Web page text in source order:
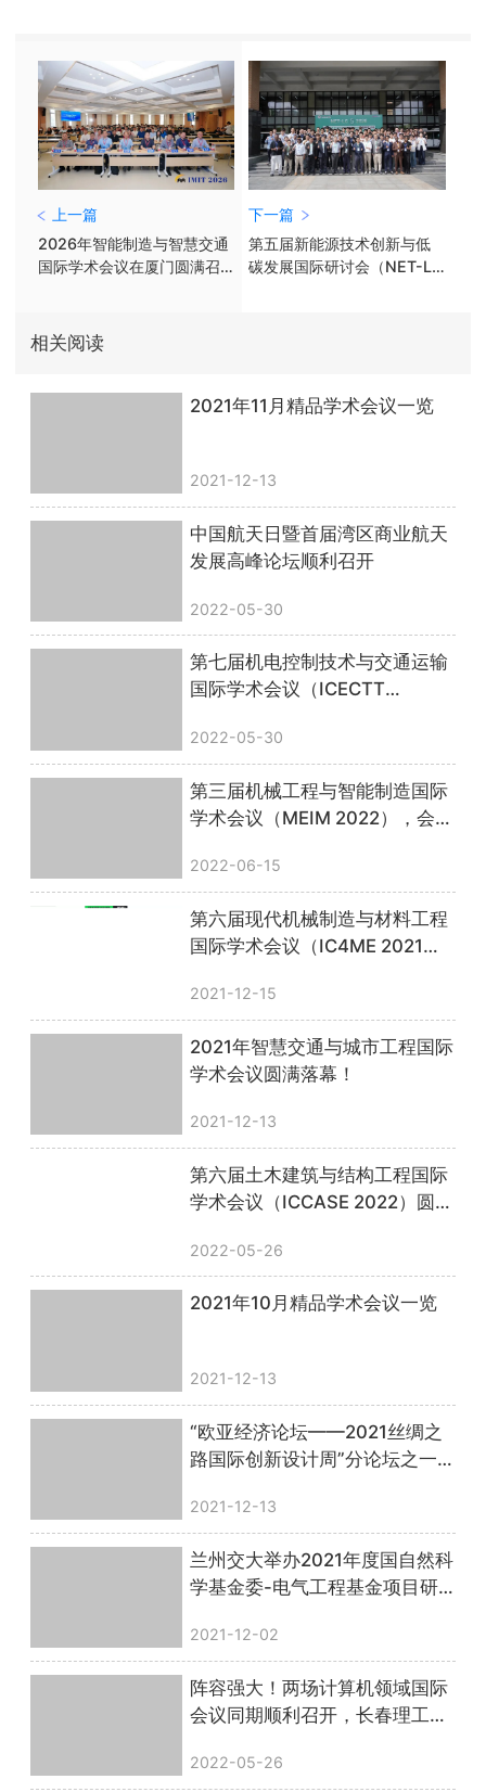
上一篇
2026年智能制造与智慧交通
国际学术会议在厦门圆满召
下一篇
第五届新能源技术创新与低
碳发展国际研讨会（NET-LC
相关阅读
2021年11月精品学术会议一览
2021-12-13
中国航天日暨首届湾区商业航天
发展高峰论坛顺利召开
2022-05-30
第七届机电控制技术与交通运输
国际学术会议（ICECTT
2022-05-30
第三届机械工程与智能制造国际
学术会议（MEIM 2022），会议
2022-06-15
第六届现代机械制造与材料工程
国际学术会议（IC4ME 2021）
2021-12-15
2021年智慧交通与城市工程国际
学术会议圆满落幕！
2021-12-13
第六届土木建筑与结构工程国际
学术会议（ICCASE 2022）圆满
2022-05-26
2021年10月精品学术会议一览
2021-12-13
“欧亚经济论坛——2021丝绸之
路国际创新设计周”分论坛之一
举办
2021-12-13
兰州交大举办2021年度国自然科
学基金委-电气工程基金项目研
2021-12-02
阵容强大！两场计算机领域国际
会议同期顺利召开，长春理工大
港联合主办
2022-05-26